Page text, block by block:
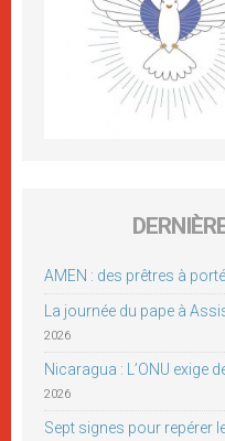
AMEN : des prêtres à
La journée du pape à
2026
Nicaragua : L’ONU exige
2026
Sept signes pour repérer